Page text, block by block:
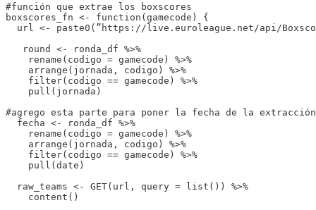
#función que extrae los boxscores
boxscores_fn <- function(gamecode) {
url <- paste0(”https://live.euroleague.net/api/
   round <- ronda_df %>%
    rename(codigo = gamecode) %>%
    arrange(jornada, codigo) %>%
    filter(codigo == gamecode) %>%
    pull(jornada)
#agrego esta parte para poner la fecha de la extracción
  fecha <- ronda_df %>%
    rename(codigo = gamecode) %>%
    arrange(jornada, codigo) %>%
    filter(codigo == gamecode) %>%
    pull(date)
  raw_teams <- GET(url, query = list()) %>%
    content()